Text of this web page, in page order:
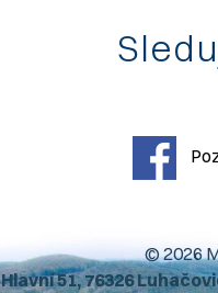
© 2026
Hlavní 51, 76326